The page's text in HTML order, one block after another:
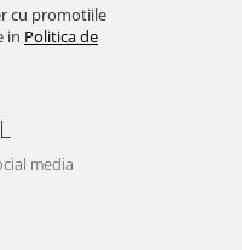
cu promotiile
in Politica de
media